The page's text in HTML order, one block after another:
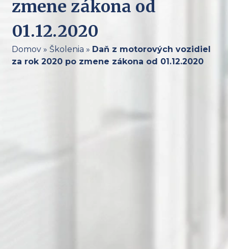
zmene zákona od
01.12.2020
Domov» Školenia » Daň z motorových vozidiel
za rok 2020 po zmene zákona od 01.12.2020